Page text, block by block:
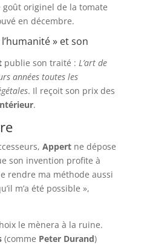
originel de la tomate
en décembre.
» et son
publie son traité : L’art de
années toutes les
. Il reçoit son prix des
.
Appertne dépose
son invention profite à
rendre ma méthode aussi
m’a été possible »,
le mènera à la ruine.
(comme Peter Durand)